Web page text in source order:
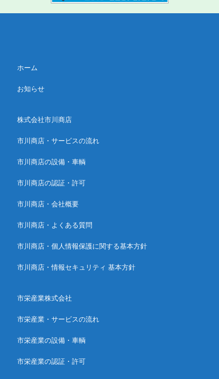
ホーム
お知らせ
株式会社市川商店
市川商店・サービスの流れ
市川商店の設備・車輌
市川商店の認証・許可
市川商店・会社概要
市川商店・よくある質問
市川商店・個人情報保護に関する基本方針
市川商店・情報セキュリティ 基本方針
市栄産業株式会社
市栄産業・サービスの流れ
市栄産業の設備・車輌
市栄産業の認証・許可